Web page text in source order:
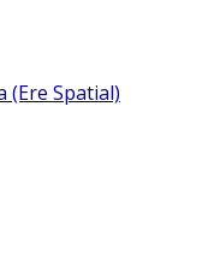
(Ere Spatial)